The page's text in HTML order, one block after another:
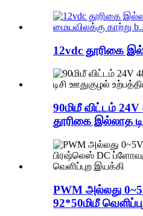
12vdc தூரிகை
90மிமீ விட்டம்
தூரிகை இல்லாத
PWM அல்லது
92*50மிமீ